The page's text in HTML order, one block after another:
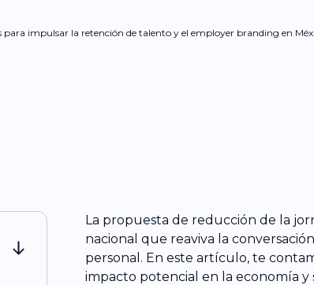
para impulsar la retención de talento y el employer branding en
La propuesta de reducción de la
nacional que reaviva la
personal. En este artículo, te
impacto potencial en la economía y